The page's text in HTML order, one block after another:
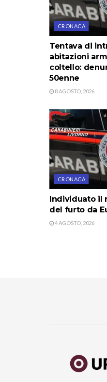
CRONACA
Tentava di
abitazioni
coltello:
50enne
8 AGOSTO, 2026
CRONACA
Individuato il
del furto da
4 AGOSTO, 2026